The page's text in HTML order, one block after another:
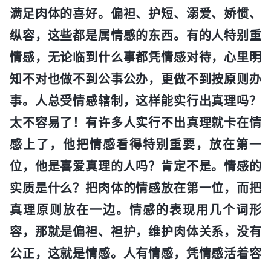
满足肉体的喜好。偏袒、护短、溺爱、娇惯、
纵容，这些都是属情感的东西。有的人特别重
情感，无论临到什么事都凭情感对待，心里明
知不对也做不到公事公办，更做不到按原则办
事。人总受情感辖制，这样能实行出真理吗？
太不容易了！有许多人实行不出真理就卡在情
感上了，他把情感看得特别重要，放在第一
位，他是喜爱真理的人吗？肯定不是。情感的
实质是什么？把肉体的情感放在第一位，而把
真理原则放在一边。情感的表现用几个词形
容，那就是偏袒、袒护，维护肉体关系，没有
公正，这就是情感。人有情感，凭情感活着容